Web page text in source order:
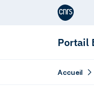
Aller au contenu
Portail
Accueil